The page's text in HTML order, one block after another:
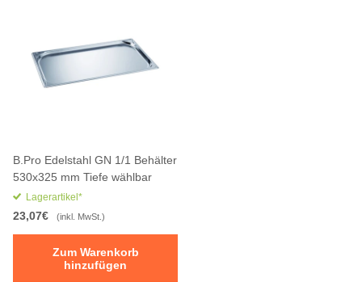
B.Pro Edelstahl GN 1/1 Behälter
530x325 mm Tiefe wählbar
Lagerartikel*
23,07€ (inkl. MwSt.)
Zum Warenkorb
hinzufügen